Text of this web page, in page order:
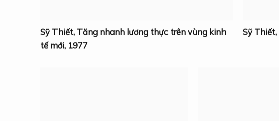
Sỹ Thiết, Tăng nhanh lương thực trên vùng kinh
tế mới, 1977
Sỹ Thiết,